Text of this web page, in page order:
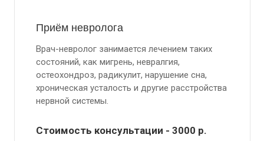
Приём невролога
Врач-невролог занимается лечением таких
состояний, как мигрень, невралгия,
остеохондроз, радикулит, нарушение сна,
хроническая усталость и другие расстройства
нервной системы.
Стоимость консультации - 3000 р.